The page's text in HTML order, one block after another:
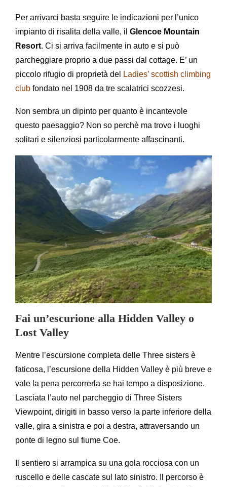
Per arrivarci basta seguire le indicazioni per l’unico
impianto di risalita della valle, il Glencoe Mountain
Resort. Ci si arriva facilmente in auto e si può
parcheggiare proprio a due passi dal cottage. E’ un
piccolo rifugio di proprietà del Ladies’ scottish climbing
club fondato nel 1908 da tre scalatrici scozzesi.
Non sembra un dipinto per quanto è incantevole
questo paesaggio? Non so perchè ma trovo i luoghi
solitari e silenziosi particolarmente affascinanti.
Fai un’escurione alla Hidden Valley o
Lost Valley
Mentre l’escursione completa delle Three sisters è
faticosa, l’escursione della Hidden Valley è più breve e
vale la pena percorrerla se hai tempo a disposizione.
Lasciata l’auto nel parcheggio di Three Sisters
Viewpoint, dirigiti in basso verso la parte inferiore della
valle, gira a sinistra e poi a destra, attraversando un
ponte di legno sul fiume Coe.
Il sentiero si arrampica su una gola rocciosa con un
ruscello e delle cascate sul lato sinistro. Il percorso è